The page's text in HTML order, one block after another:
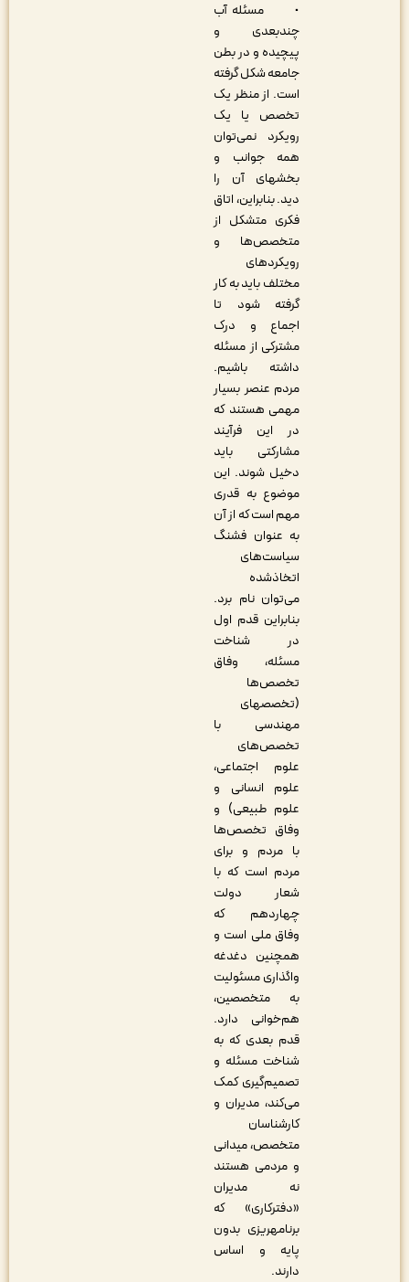
• مسئله آب
چندبعدی و
پیچیده و در بطن
جامعه شکل گرفته
است. از منظر یک
تخصص یا یک
رویکرد نمی‌توان
همه جوانب و
بخش­های آن را
دید. بنابراین، اتاق
فکری متشکل از
متخصص‌ها و
رویکردهای
مختلف باید به کار
گرفته شود تا
اجماع و درک
مشترکی از مسئله
داشته باشیم.
مردم عنصر بسیار
مهمی هستند که
در این فرآیند
مشارکتی باید
دخیل شوند. این
موضوع به قدری
مهم است که از آن
به عنوان فشنگ
سیاست‌های
اتخاذشده
می‌توان نام برد.
بنابراین قدم اول
در شناخت
مسئله، وفاق
تخصص‌ها
(تخصص­های
مهندسی با
تخصص‌های
علوم اجتماعی،
علوم انسانی و
علوم طبیعی) و
وفاق تخصص‌ها
با مردم و برای
مردم است که با
شعار دولت
چهاردهم که
وفاق ملی است و
همچنین دغدغه
واگذاری مسئولیت
به متخصصین،
هم‌خوانی دارد.
قدم بعدی که به
شناخت مسئله و
تصمیم‌گیری کمک
می‌کند، مدیران و
کارشناسان
متخصص، میدانی
و مردمی هستند
نه مدیران
«دفترکاری» که
برنامه­ریزی بدون
پایه و اساس